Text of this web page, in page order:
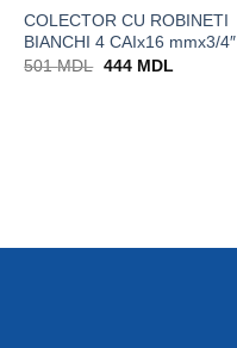
COLECTOR CU ROBINETI
BIANCHI 4 CAIx16 mmx3/4″
501MDL Prețul
444 MDL